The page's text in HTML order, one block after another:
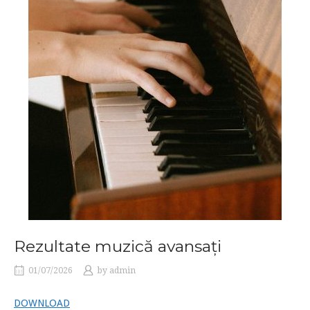
Rezultate muzică avansați
01/07/2026 by admin
DOWNLOAD